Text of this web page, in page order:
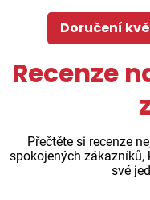
Doručení
Recenze
Přečtěte si recenze
spokojených zákazníků,
své